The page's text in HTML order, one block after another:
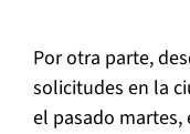
Por otra parte,
solicitudes en la
el pasado martes,